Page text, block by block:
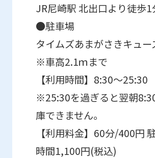
JR尼崎駅 北出口より徒歩1
●駐車場
タイムズあまがさきキュー
※車高2.1ｍまで
【利用時間】8:30～25:30
※25:30を過ぎると翌朝
庫できません。
【利用料金】60分/400円
時間1,100円(税込)
you
before
using
service.